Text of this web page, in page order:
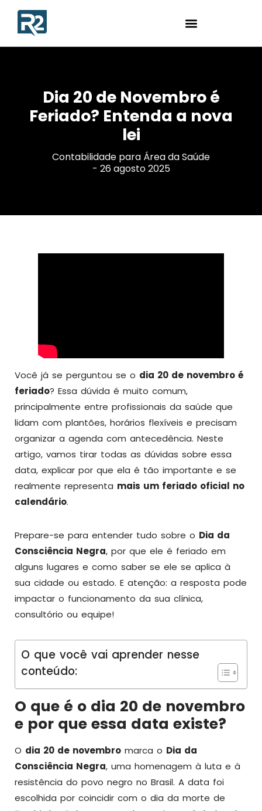
Dia 20 de Novembro é
Feriado? Entenda a nova
lei
Contabilidade para Área da Saúde
- 26 agosto 2025
Você já se perguntou se o dia 20 de novembro é
feriado? Essa dúvida é muito comum,
principalmente entre profissionais da saúde que
lidam com plantões, horários flexíveis e precisam
organizar a agenda com antecedência. Neste
artigo, vamos tirar todas as dúvidas sobre essa
data, explicar por que ela é tão importante e se
realmente representa mais um feriado oficial no
calendário.
Prepare-se para entender tudo sobre o Dia da
Consciência Negra, por que ele é feriado em
alguns lugares e como saber se ele se aplica à
sua cidade ou estado. E atenção: a resposta pode
impactar o funcionamento da sua clínica,
consultório ou equipe!
O que você vai aprender nesse
conteúdo:
O que é o dia 20 de novembro
e por que essa data existe?
O dia 20 de novembro marca o Dia da
Consciência Negra, uma homenagem à luta e à
resistência do povo negro no Brasil. A data foi
escolhida por coincidir com o dia da morte de